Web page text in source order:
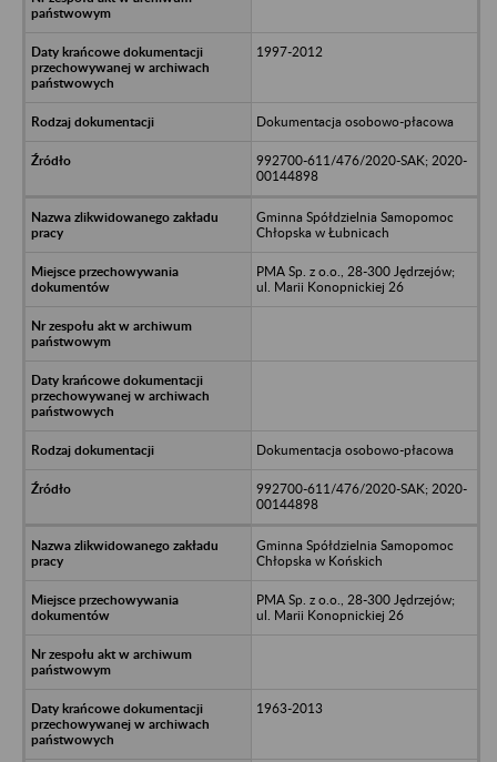
1997-2012
Dokumentacja osobowo-płacowa
992700-611/476/2020-SAK; 2020-
00144898
Gminna Spółdzielnia Samopomoc
Chłopska w Łubnicach
PMA Sp. z o.o., 28-300 Jędrzejów;
ul. Marii Konopnickiej 26
Dokumentacja osobowo-płacowa
992700-611/476/2020-SAK; 2020-
00144898
Gminna Spółdzielnia Samopomoc
Chłopska w Końskich
PMA Sp. z o.o., 28-300 Jędrzejów;
ul. Marii Konopnickiej 26
1963-2013